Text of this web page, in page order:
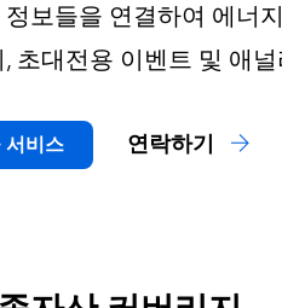
보들을 연결하여 에너
초대전용 이벤트 및 애
서비스 연락하기